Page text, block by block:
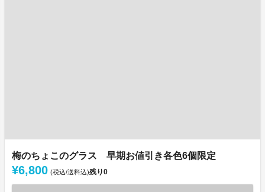
梅のちょこのグラス 早期お値引き各色6個限定
¥6,800 (税込/送料込)残り0